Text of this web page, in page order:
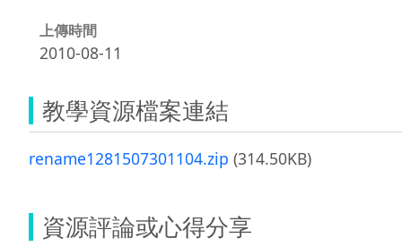
上傳時間
2010-08-11
教學資源檔案連結
rename1281507301104.zip (314.50KB)
資源評論或心得分享